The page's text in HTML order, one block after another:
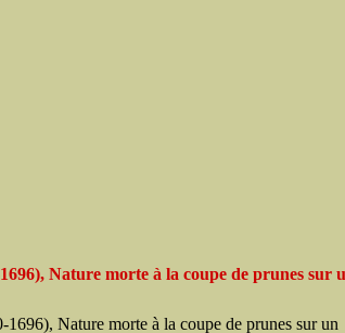
Nature morte à la coupe de prunes sur